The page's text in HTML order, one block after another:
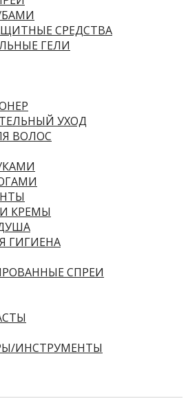
СРЕДСТВА
ГЕЛИ
УХОД
ВОЛОС
КРЕМЫ
ГИГИЕНА
СПРЕИ
ИНСТРУМЕНТЫ